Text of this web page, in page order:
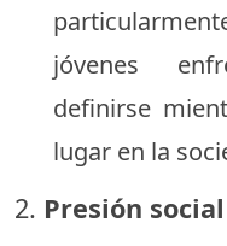
jóvenes
definirse
lugar en la
2. Presión